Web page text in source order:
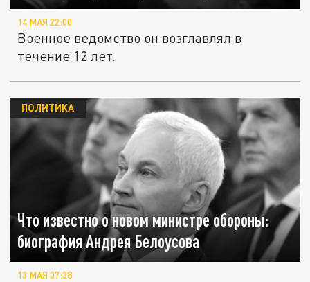
14 МАЯ 22:00
Военное ведомство он возглавлял в
течение 12 лет.
Что известно о новом министре обороны:
биография Андрея Белоусова
ПОЛИТИКА
13 МАЯ 07:38